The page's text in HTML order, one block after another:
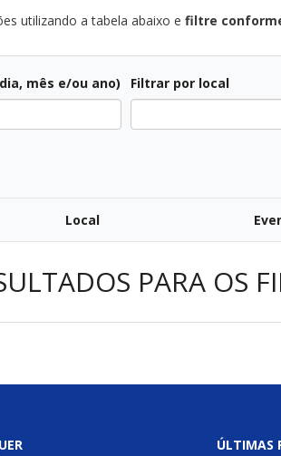
utilizando a tabela abaixo e filtre
mês e/ou ano) Filtrar por local
Local
PARA OS
ÚLTIMAS